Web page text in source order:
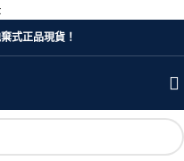
式正品現貨！